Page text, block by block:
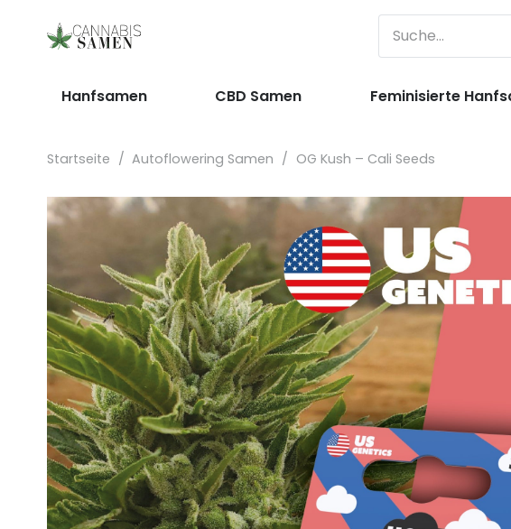
Hanfsamen CBD Samen Feminisierte
Startseite / Autoflowering Samen / OG Kush – Cali Seeds